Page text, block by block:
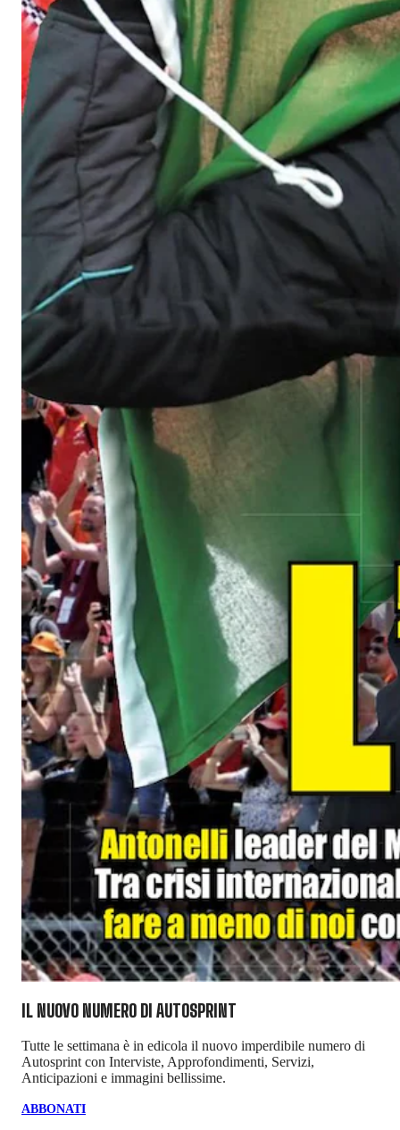
IL NUOVO NUMERO DI AUTOSPRINT
Tutte le settimana è in edicola il nuovo imperdibile numero di
Autosprint con Interviste, Approfondimenti, Servizi,
Anticipazioni e immagini bellissime.
ABBONATI